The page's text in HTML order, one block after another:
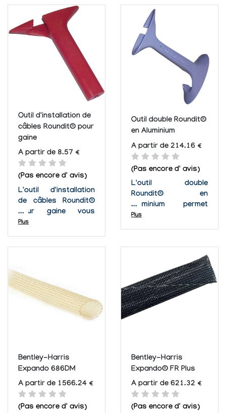
multifilaments
polyester. Cette
gaine a été conçue
pour la protection
mécanique de
canalisations et au
maintien de
canalisations et les
faisceaux électriques
contre le frottement,
le cisaillement et
l'abrasion. Le...
Outil d'installation de
câbles Roundit® pour
gaine
A partir de 8.57 €
(Pas encore d' avis)
L'outil d'installation
de câbles Roundit®
pour gaine vous
permet d'appliquer ou
pratique de cet outil
diminue le temps
d'installation et est la
meilleure pour des...
Plus
Outil double Roundit®
en Aluminium
A partir de 214.16 €
(Pas encore d' avis)
L'outil double
Roundit® en
Aluminium permet
d'appliquer ou
gaines autour de vos
câbles. Un matériel en
aluminium durable,
résistant à la plupart
des travaux difficiles,
il est léger pour une
grande...
Plus
Bentley-Harris
Expando 686DM
A partir de 1566.24 €
(Pas encore d' avis)
Bentley-Harris
Expando® FR Plus
A partir de 621.32 €
(Pas encore d' avis)